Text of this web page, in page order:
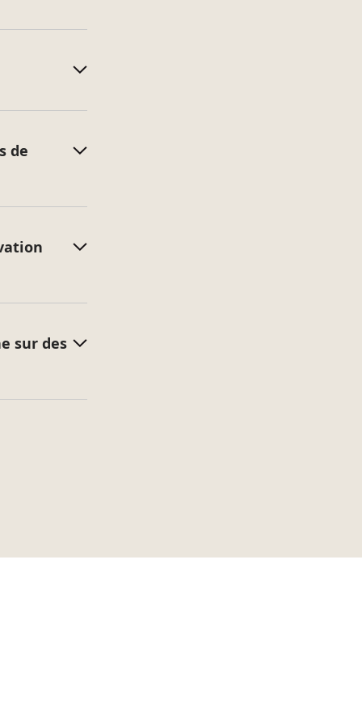
petites surfaces (de 0,5m² à 1m² environ).
vos outils ou à l’inverse de trop tirer votre
au centre de votre support.
fermé hermétiquement (maximum 12h).
de
sur des